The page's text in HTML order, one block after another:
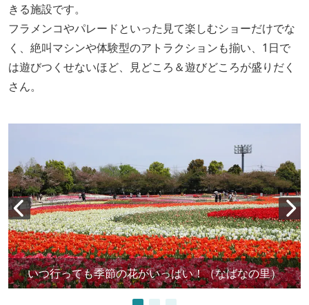
きる施設です。
フラメンコやパレードといった見て楽しむショーだけでな
く、絶叫マシンや体験型のアトラクションも揃い、1日で
は遊びつくせないほど、見どころ＆遊びどころが盛りだく
さん。
いつ行っても季節の花がいっぱい！（なばなの里）